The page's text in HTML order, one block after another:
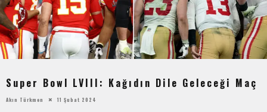
Super Bowl LVIII: Kağıdın Dile Geleceği Maç
Akın Türkmen 11 Şubat 2024